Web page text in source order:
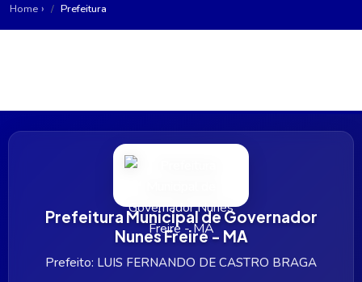
Home Prefeitura
Prefeitura Municipal de Governador
Nunes Freire - MA
Prefeito: LUIS FERNANDO DE CASTRO BRAGA